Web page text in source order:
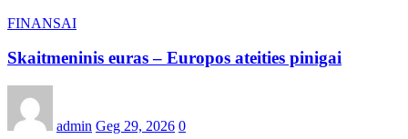
FINANSAI
Skaitmeninis euras – Europos ateities pinigai
admin Geg 29, 2026 0